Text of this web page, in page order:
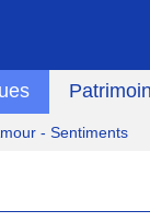
- Sentiments